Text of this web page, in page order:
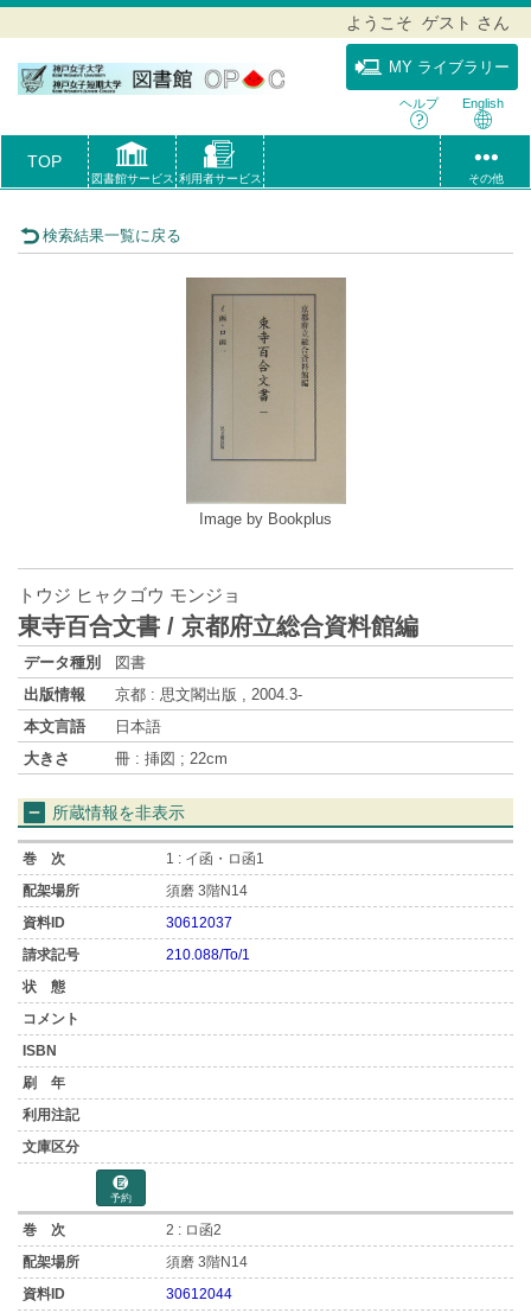
ようこそ ゲスト さん
MY ライブラリー
ヘルプ English
TOP
図書館サービス 利用者サービス その他
検索結果一覧に戻る
Image by Bookplus
トウジ ヒャクゴウ モンジョ
東寺百合文書 / 京都府立総合資料館編
データ種別
図書
出版情報
京都 : 思文閣出版 , 2004.3-
本文言語
日本語
大きさ
冊 : 挿図 ; 22cm
所蔵情報を非表示
1 : イ函・ロ函1
須磨 3階N14
30612037
210.088/To/1
予約
2 : ロ函2
須磨 3階N14
30612044